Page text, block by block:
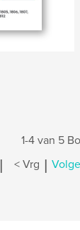
1-4 van 5
| < Vrg |